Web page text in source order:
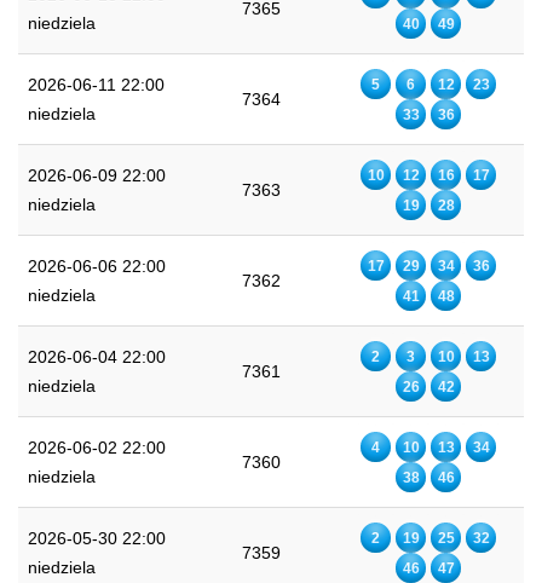
niedziela
7365
40
49
2026-06-11 22:00
niedziela
7364
5 6 12
23
33
36
2026-06-09 22:00
niedziela
7363
10 12 16
17
19
28
2026-06-06 22:00
niedziela
7362
17 29 34
36
41
48
2026-06-04 22:00
niedziela
7361
2 3 10
13
26
42
2026-06-02 22:00
niedziela
7360
4 10 13
34
38
46
2026-05-30 22:00
niedziela
7359
2 19 25
32
46
47